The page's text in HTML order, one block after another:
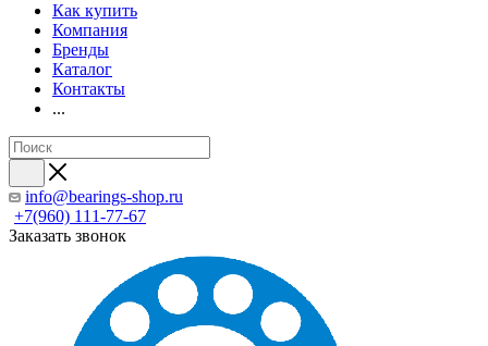
Как купить
Компания
Бренды
Каталог
Контакты
...
info@bearings-shop.ru
+7(960) 111-77-67
Заказать звонок